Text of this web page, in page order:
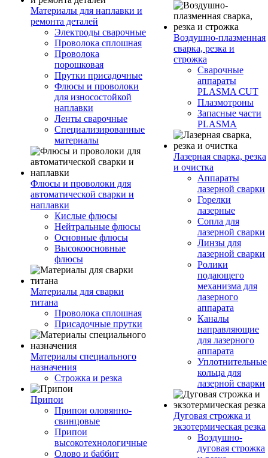
Материалы для наплавки и
ремонта деталей
Электроды сварочные
Проволока сплошная
Проволока
порошковая
Прутки присадочные
Флюсы и проволоки
для износостойкой
наплавки
Ленты сварочные
Специализированные
материалы
Флюсы и проволоки для
автоматической сварки и
наплавки
Кислые флюсы
Нейтральные флюсы
Основные флюсы
Высокоосновные
флюсы
Материалы для сварки
титана
Проволока сплошная
Присадочные прутки
Материалы специального
назначения
Строжка и резка
Припои
Припои оловянно-
свинцовые
Припои
высокотехнологичные
Олово и баббит
Воздушно-плазменная
сварка, резка и
строжка
Сварочные
аппараты
PLASMA CUT
Плазмотроны
Запасные части
PLASMA
Лазерная сварка, резка
и очистка
Аппараты
лазерной сварки
Горелки
лазерные
Сопла для
лазерной сварки
Линзы для
лазерной сварки
Ролики
подающего
механизма для
лазерного
аппарата
Каналы
направляющие
для лазерного
аппарата
Уплотнительные
кольца для
лазерной сварки
Дуговая строжка и
экзотермическая резка
Воздушно-
дуговая строжка